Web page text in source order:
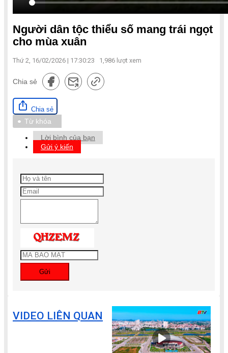
Người dân tộc thiểu số mang trái ngọt
cho mùa xuân
Thứ 2, 16/02/2026 | 17:30:23 1,986 lượt xem
Chia sẻ
Chia sẻ
Từ khóa
Lời bình của bạn
Gửi ý kiến
Gửi
VIDEO LIÊN QUAN